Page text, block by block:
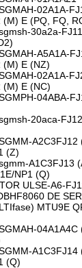
02A1A-
(M) E (PQ, FQ,
30a2a-
A5A1A-
(M) E (NZ)
02A1A-
(M) E (NC)
04ABA-
20aca-
A2C3FJ12
(Z)
A1C3FJ13
NP1 (Q)
ULSE-A6-
DE
MTU9E
04A1A4C
A1C3FJ14
(Q)